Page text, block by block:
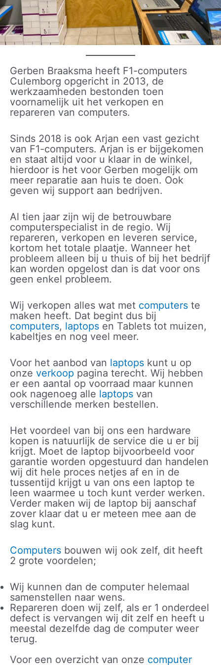
Gerben Braaksma heeft F1-computers
Culemborg opgericht in 2013, de
werkzaamheden bestonden toen
voornamelijk uit het verkopen en
repareren van computers.
Sinds 2018 is ook Arjan een vast gezicht
van F1-computers. Arjan is er bijgekomen
en staat altijd voor u klaar in de winkel,
hierdoor is het voor Gerben mogelijk om
meer reparatie aan huis te doen. Ook
geven wij support aan bedrijven.
Al tien jaar zijn wij de betrouwbare
computerspecialist in de regio. Wij
repareren, verkopen en leveren service,
kortom het totale plaatje. Wanneer het
probleem alleen bij u thuis of bij het bedrijf
kan worden opgelost dan is dat voor ons
geen enkel probleem.
Wij verkopen alles wat met computers te
maken heeft. Dat begint dus bij
computers, laptops en Tablets tot muizen,
kabeltjes en nog veel meer.
Voor het aanbod van laptops kunt u op
onze verkoop pagina terecht. Wij hebben
er een aantal op voorraad maar kunnen
ook nagenoeg alle laptops van
verschillende merken bestellen.
Het voordeel van bij ons een hardware
kopen is natuurlijk de service die u er bij
krijgt. Moet de laptop bijvoorbeeld voor
garantie worden opgestuurd dan handelen
wij dit hele proces netjes af en in de
tussentijd krijgt u van ons een laptop te
leen waarmee u toch kunt verder werken.
Verder maken wij de laptop bij aanschaf
zover klaar dat u er meteen mee aan de
slag kunt.
Computers bouwen wij ook zelf, dit heeft
2 grote voordelen;
Wij kunnen dan de computer helemaal
samenstellen naar wens.
Repareren doen wij zelf, als er 1 onderdeel
defect is vervangen wij dit zelf en heeft u
meestal dezelfde dag de computer weer
terug.
Voor een overzicht van onze computer